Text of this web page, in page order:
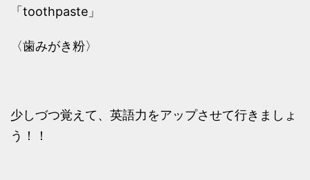
「toothpaste」
〈歯みがき粉〉
少しづつ覚えて、英語力をアップさせて行きましょ
う！！